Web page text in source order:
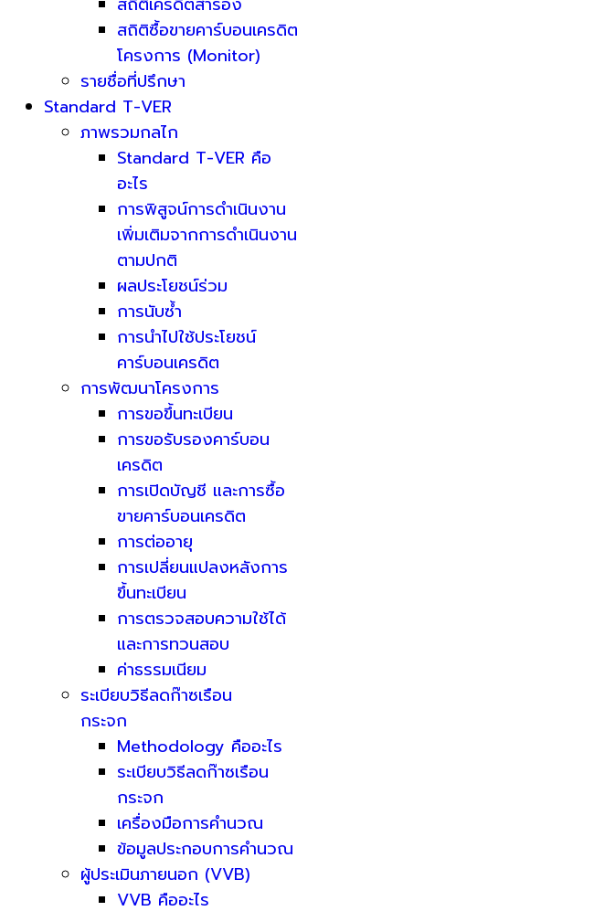
สถิติซื้อขายคาร์บอนเครดิต
โครงการ (Monitor)
รายชื่อที่ปรึกษา
Standard T-VER
ภาพรวมกลไก
Standard T-VER คือ
อะไร
การพิสูจน์การดำเนินงาน
เพิ่มเติมจากการดำเนินงาน
ตามปกติ
ผลประโยชน์ร่วม
การนับซ้ำ
การนำไปใช้ประโยชน์
คาร์บอนเครดิต
การพัฒนาโครงการ
การขอขึ้นทะเบียน
การขอรับรองคาร์บอน
เครดิต
การเปิดบัญชี และการซื้อ
ขายคาร์บอนเครดิต
การต่ออายุ
การเปลี่ยนแปลงหลังการ
ขึ้นทะเบียน
การตรวจสอบความใช้ได้
และการทวนสอบ
ค่าธรรมเนียม
ระเบียบวิธีลดก๊าซเรือน
กระจก
Methodology คืออะไร
ระเบียบวิธีลดก๊าซเรือน
กระจก
เครื่องมือการคำนวณ
ข้อมูลประกอบการคำนวณ
ผู้ประเมินภายนอก (VVB)
VVB คืออะไร